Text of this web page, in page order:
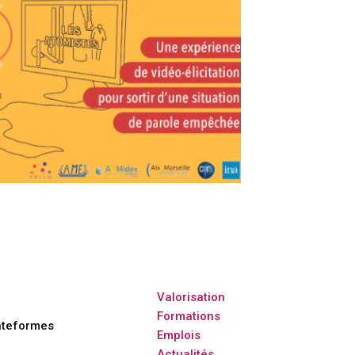
Valorisation
Formations
Emplois